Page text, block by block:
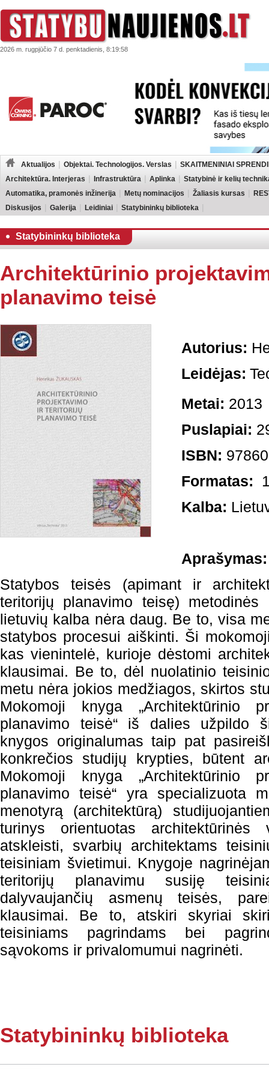
2026 m. rugpjūčio 7 d. penktadienis, 8:19:58
Aktualijos Objektai. Technologijos. Verslas
SKAITMENINIAI
Architektūra. Interjeras
Infrastruktūra Aplinka
Statybinė ir kelių
Automatika, pramonės inžinerija
Metų nominacijos Žaliasis kursas
Diskusijos
Galerija Leidiniai Statybininkų biblioteka
Statybininkų biblioteka
Architektūrinio
planavimo teisė
Autorius:
Leidėjas:
Metai: 2013
Puslapiai:
ISBN:
Formatas:
Kalba:
Aprašymas:
Statybos teisės (apimant ir
teritorijų planavimo teisę) metodinės
lietuvių kalba nėra daug. Be to, visa
statybos procesui aiškinti. Ši
kas vienintelė, kurioje dėstomi
klausimai. Be to, dėl nuolatinio
metu nėra jokios medžiagos, skirtos
Mokomoji knyga „Architektūrinio
planavimo teisė“ iš dalies užpildo
knygos originalumas taip pat
konkrečios studijų krypties, būtent
Mokomoji knyga „Architektūrinio
planavimo teisė“ yra specializuota
menotyrą (architektūrą)
turinys orientuotas architektūrinės
atskleisti, svarbių architektams
teisiniam švietimui. Knygoje
teritorijų planavimu susiję
dalyvaujančių asmenų teisės,
klausimai. Be to, atskiri skyriai
teisiniams pagrindams bei
sąvokoms ir privalomumui nagrinėti.
Statybininkų biblioteka